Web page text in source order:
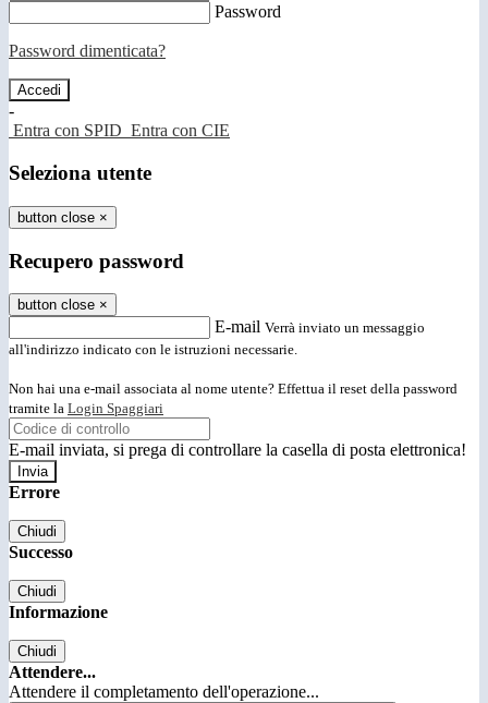
Password
Password dimenticata?
-
Entra con SPID Entra con CIE
Seleziona utente
button close ×
Recupero password
button close ×
E-mail Verrà inviato un messaggio
all'indirizzo indicato con le istruzioni necessarie.
Non hai una e-mail associata al nome utente? Effettua il reset della password
tramite la Login Spaggiari
E-mail inviata, si prega di controllare la casella di posta elettronica!
Errore
Chiudi
Successo
Chiudi
Informazione
Chiudi
Attendere...
Attendere il completamento dell'operazione...